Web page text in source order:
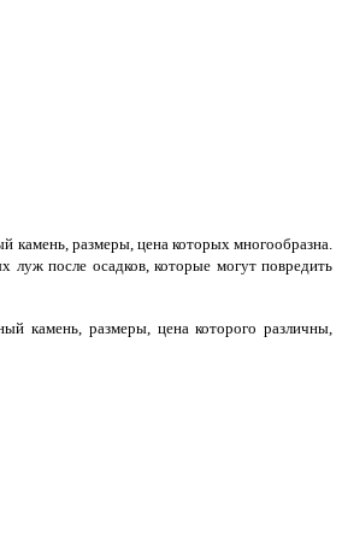
камень, размеры, цена которых многообразна.
после осадков, которые могут повредить
камень, размеры, цена которого различны,